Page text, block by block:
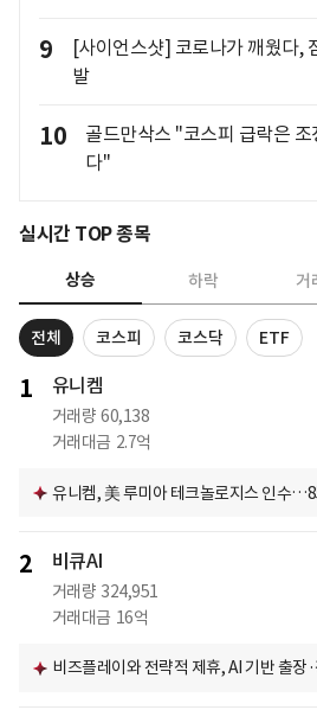
9
[사이언스샷] 코로나가 깨웠다,
발
10
골드만삭스 "코스피 급락은
다"
실시간 TOP 종목
상승 하락 거
전체 코스피 코스닥 ETF
1 유니켐
거래량 60,138
거래대금 2.7억
유니켐, 美 루미아 테크놀로지스 인수
2 비큐AI
거래량 324,951
거래대금 16억
비즈플레이와 전략적 제휴, AI 기반 출장